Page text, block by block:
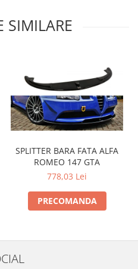
SIMILARE
SPLITTER BARA FATA ALFA
ROMEO 147 GTA
778,03 Lei
PRECOMANDA